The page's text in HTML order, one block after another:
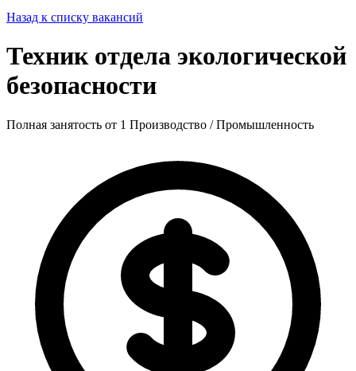
Назад к списку вакансий
Техник отдела экологической
безопасности
Полная занятость от 1 Производство / Промышленность